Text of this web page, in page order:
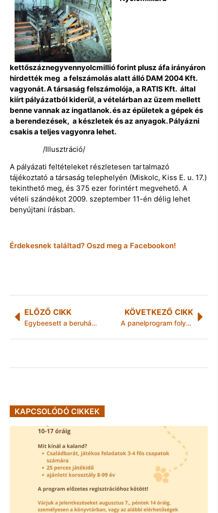
kettőszáznegyvennyolcmillió forint plusz áfa irányáron
hirdették meg a felszámolás alatt álló DAM 2004 Kft.
vagyonát. A társaság felszámolója, a RATIS Kft. által
kiírt pályázatból kiderül, a vételárban az üzem mellett
benne vannak az ingatlanok. és az épületek a gépek és
a berendezések, a készletek és az anyagok. Pályázni
csakis a teljes vagyonra lehet.
/Illusztráció/
A pályázati feltételeket részletesen tartalmazó
tájékoztató a társaság telephelyén (Miskolc, Kiss E. u. 17.)
tekinthető meg, és 375 ezer forintért megvehető. A
vételi szándékot 2009. szeptember 11-én délig lehet
benyújtani írásban.
Érdekesnek találtad? Oszd meg a Facebookon!
ELŐZŐ CIKK
Egybeesett a beruházás elkezdése a projektnyitóval
KÖVETKEZŐ CIKK
A panelprogram folytatódik Miskolcon
KAPCSOLÓDÓ CIKKEK